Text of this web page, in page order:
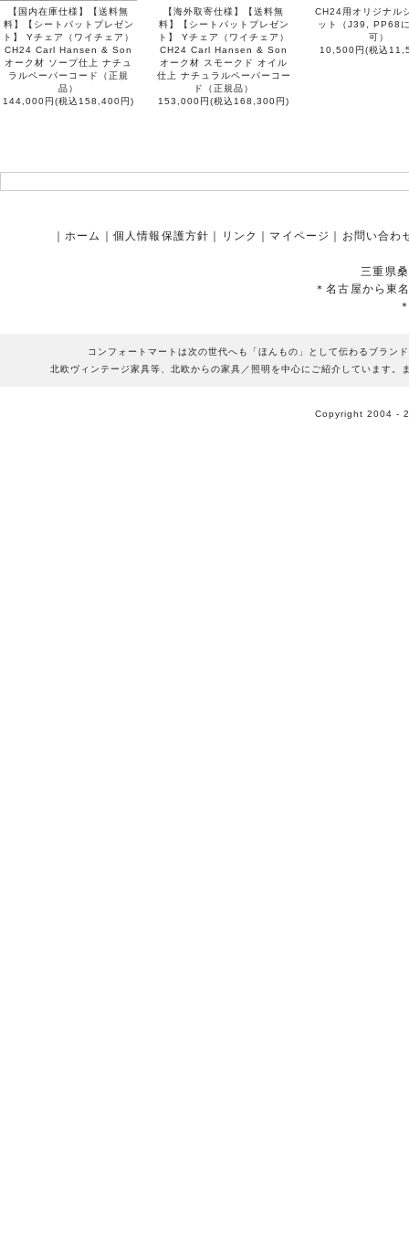
【国内在庫仕様】【送料無
料】【シートパットプレゼン
ト】 Yチェア（ワイチェア）
CH24 Carl Hansen & Son
オーク材 ソープ仕上 ナチュ
ラルペーパーコード（正規
品）
144,000円(税込158,400円)
【海外取寄仕様】【送料無
料】【シートパットプレゼン
ト】 Yチェア（ワイチェア）
CH24 Carl Hansen & Son
オーク材 スモークド オイル
仕上 ナチュラルペーパーコー
ド（正規品）
153,000円(税込168,300円)
CH24用オリジナル
ット（J39, PP68
可）
10,500円(税込
｜ ホーム ｜ 個人情報保護方針 ｜ リンク ｜ マイページ ｜ お問い合わ
三重県
＊名古屋から東
コンフォートマートは次の世代へも「ほんもの」として伝わるブラン
北欧ヴィンテージ家具等、北欧からの家具／照明を中心にご紹介しています
Copyright 2004 -